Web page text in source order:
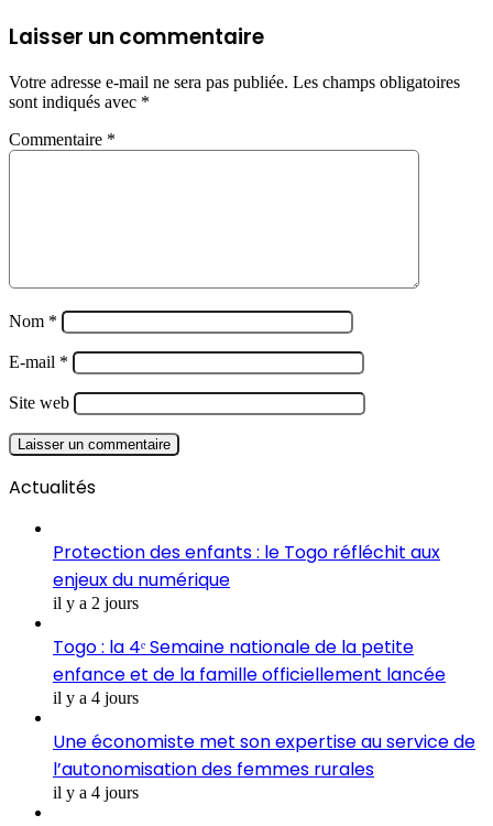
Laisser un commentaire
Votre adresse e-mail ne sera pas publiée. Les champs obligatoires
sont indiqués avec *
Commentaire *
Nom *
E-mail *
Site web
Actualités
Protection des enfants : le Togo réfléchit aux
enjeux du numérique
il y a 2 jours
Togo : la 4ᵉ Semaine nationale de la petite
enfance et de la famille officiellement lancée
il y a 4 jours
Une économiste met son expertise au service de
l’autonomisation des femmes rurales
il y a 4 jours